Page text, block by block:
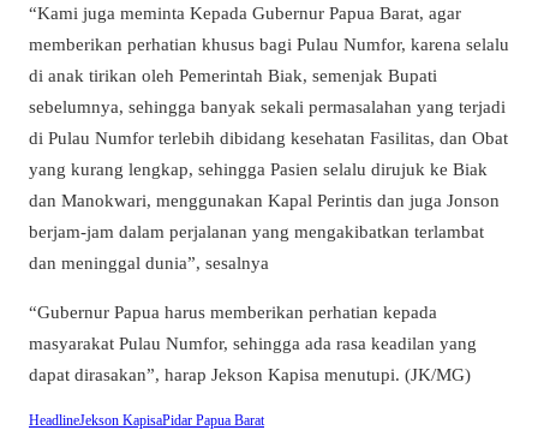
“Kami juga meminta Kepada Gubernur Papua Barat, agar
memberikan perhatian khusus bagi Pulau Numfor, karena selalu
di anak tirikan oleh Pemerintah Biak, semenjak Bupati
sebelumnya, sehingga banyak sekali permasalahan yang terjadi
di Pulau Numfor terlebih dibidang kesehatan Fasilitas, dan Obat
yang kurang lengkap, sehingga Pasien selalu dirujuk ke Biak
dan Manokwari, menggunakan Kapal Perintis dan juga Jonson
berjam-jam dalam perjalanan yang mengakibatkan terlambat
dan meninggal dunia”, sesalnya
“Gubernur Papua harus memberikan perhatian kepada
masyarakat Pulau Numfor, sehingga ada rasa keadilan yang
dapat dirasakan”, harap Jekson Kapisa menutupi. (JK/MG)
HeadlineJekson KapisaPidar Papua Barat